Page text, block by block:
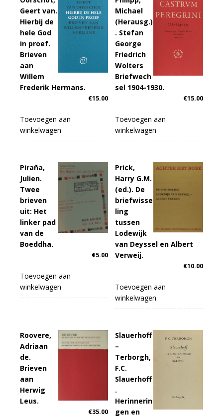
Geert van.
Hierbij de
hele God
in proef.
Brieven
aan
Willem
Frederik Hermans.
€15.00
Toevoegen aan
winkelwagen
Michael
(Herausg.)
. Stefan
George
Friedrich
Wolters
Briefwech
sel 1904-1930.
€15.00
Toevoegen aan
winkelwagen
Piraña,
Julien.
Twee
brieven
uit: Het
linker pad
van de
Boeddha.
€5.00
Toevoegen aan
winkelwagen
Prick,
Harry G.M.
(ed.). De
briefwisse
ling
tussen
Lodewijk
van Deyssel en Albert
Verweij.
€10.00
Toevoegen aan
winkelwagen
Roovere,
Adriaan
de.
Brieven
aan
Herwig
Leus.
€35.00
Slauerhoff
–
Terborgh,
F.C.
Slauerhoff
.
Herinnerin
gen en